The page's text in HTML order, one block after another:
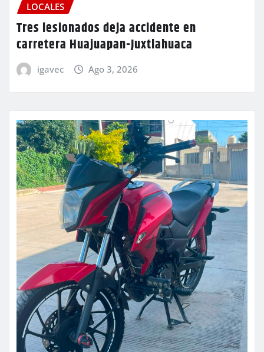
LOCALES
Tres lesionados deja accidente en
carretera Huajuapan-Juxtlahuaca
igavec Ago 3, 2026